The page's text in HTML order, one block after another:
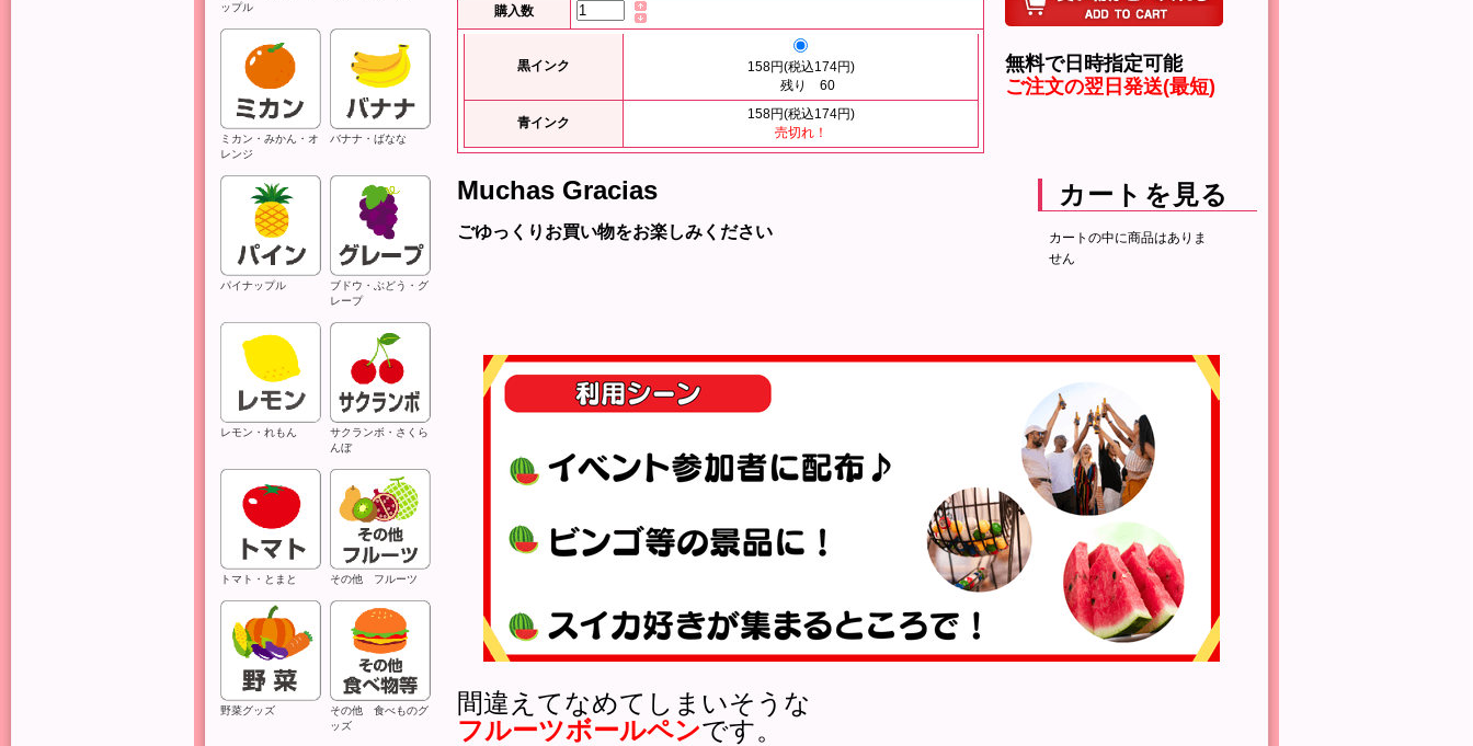
ップル
ミカン・みかん・オ
レンジ
バナナ・ばなな
パイナップル
ブドウ・ぶどう・グ
レープ
レモン・れもん
サクランボ・さくら
んぼ
トマト・とまと その他 フルーツ
野菜グッズ
その他 食べものグ
ッズ
購入数
黒インク
158円(税込174円)
残り 60
青インク
158円(税込174円)
売切れ！
無料で日時指定可能
ご注文の翌日発送(最短)
カートを見る
カートの中に商品はありま
せん
Muchas Gracias
ごゆっくりお買い物をお楽しみください
間違えてなめてしまいそうな
フルーツボールペンです。